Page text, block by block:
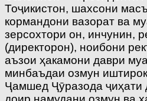
Тоҷикистон, шахсони
кормандони вазорат ва
зерсохтори он, инчунин,
(директорон), ноибони
аъзои ҳакамони даври
минбаъдаи озмун
Ҷамшед Ҷӯразода ҷиҳати